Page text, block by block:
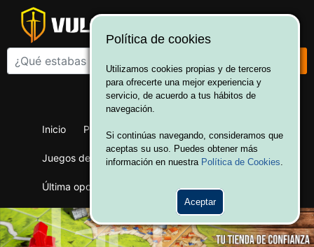
¡Bienvenido a Vulcania!
Inicio Productos Juegos de mesa
Juegos de cartas Merchandising Ofertas
Última oportunidad Wargames
Política de cookies
Utilizamos cookies propias y de terceros
para ofrecerte una mejor experiencia y
servicio, de acuerdo a tus hábitos de
navegación.
Si continúas navegando, consideramos que
aceptas su uso. Puedes obtener más
información en nuestra Política de Cookies.
Aceptar